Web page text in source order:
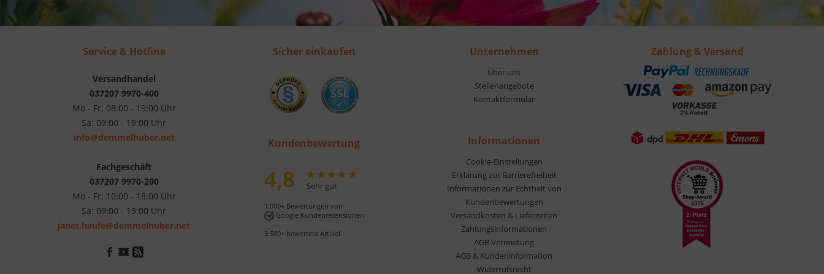
Service & Hotline
Versandhandel
037207 9970-400
Mo - Fr: 08:00 - 19:00 Uhr
Sa: 09:00 - 19:00 Uhr
info@demmelhuber.net
Fachgeschäft
037207 9970-200
Mo - Fr: 10:00 - 18:00 Uhr
Sa: 09:00 - 13:00 Uhr
janet.haufe@demmelhuber.net
Sicher einkaufen
Kundenbewertung
4,8 Sehr gut
1.000+ Bewertungen von
Google Kundenrezensionen
3.500+ bewertete Artikel
Unternehmen
Über uns
Stellenangebote
Kontaktformular
Informationen
Cookie-Einstellungen
Erklärung zur Barrierefreiheit
Informationen zur Echtheit von
Kundenbewertungen
Versandkosten & Lieferzeiten
Zahlungsinformationen
AGB Vermietung
AGB & Kundeninformation
Widerrufsrecht
Zahlung & Versand